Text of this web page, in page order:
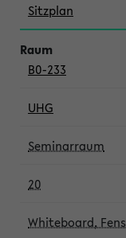
Sitzplan
B0-233
UHG
Seminarraum
20
Whiteboard,